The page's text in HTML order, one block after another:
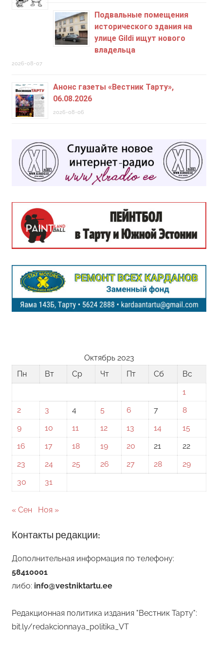
Подвальные помещения
исторического здания на
улице Gildi ищут нового
владельца
2026-08-07
Анонс газеты «Вестник Тарту»,
06.08.2026
2026-08-06
Октябрь 2023
Пн
Вт Ср Чт Пт Сб
Вс
1
2
3 4 5 6 7
8
9
10 11 12 13 14
15
16
17 18 19 20 21
22
23
24 25 26 27 28
29
30
31
« Сен Ноя »
Контакты редакции:
Дополнительная информация по телефону:
58410001
либо: info@vestniktartu.ee
Редакционная политика издания "Вестник Тарту":
bit.ly/redakcionnaya_politika_VT